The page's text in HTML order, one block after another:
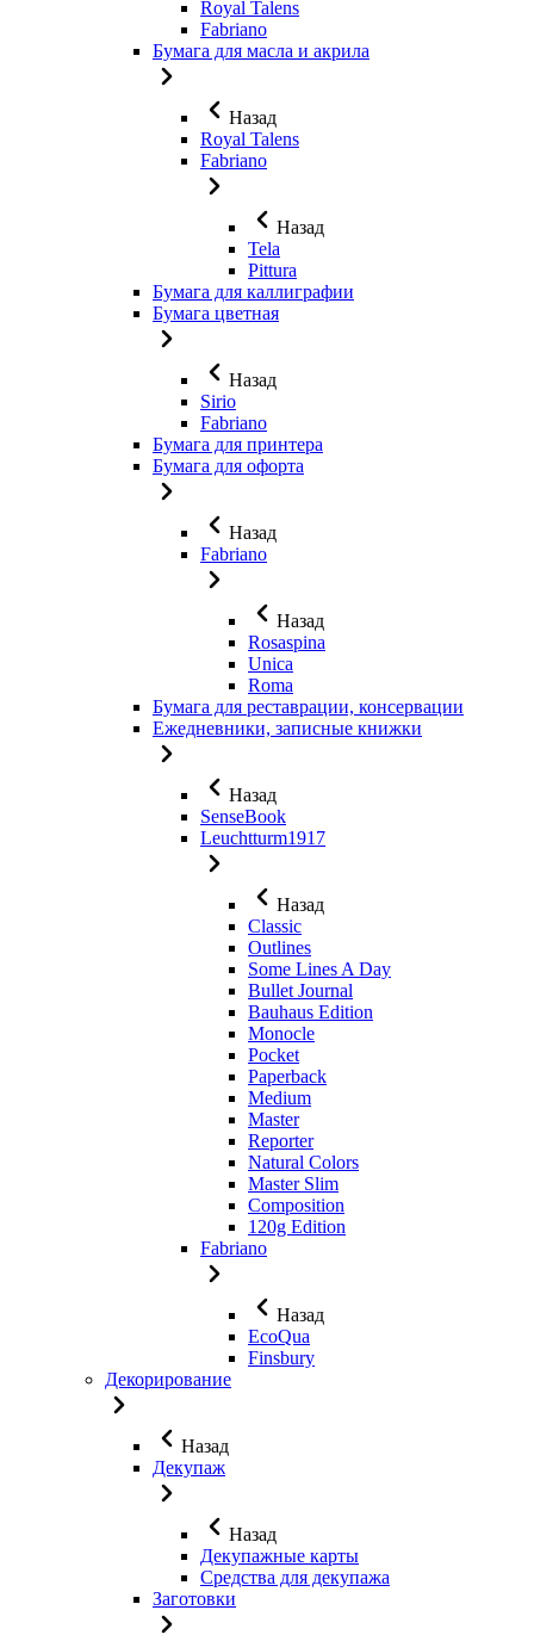
Royal Talens
Fabriano
Бумага для масла и акрила
Назад
Royal Talens
Fabriano
Назад
Tela
Pittura
Бумага для каллиграфии
Бумага цветная
Назад
Sirio
Fabriano
Бумага для принтера
Бумага для офорта
Назад
Fabriano
Назад
Rosaspina
Unica
Roma
Бумага для реставрации, консервации
Ежедневники, записные книжки
Назад
SenseBook
Leuchtturm1917
Назад
Classic
Outlines
Some Lines A Day
Bullet Journal
Bauhaus Edition
Monocle
Pocket
Paperback
Medium
Master
Reporter
Natural Colors
Master Slim
Composition
120g Edition
Fabriano
Назад
EcoQua
Finsbury
Декорирование
Назад
Декупаж
Назад
Декупажные карты
Средства для декупажа
Заготовки